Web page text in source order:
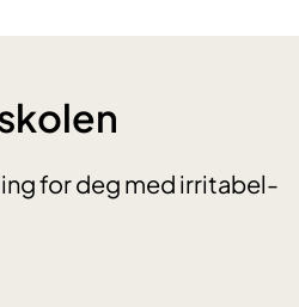
for deg med irritabel-